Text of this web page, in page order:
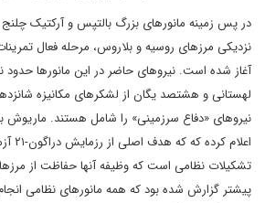
در پس زمینه مانورهای بزرگ بالتپس و آرکتیک چلنج
آغاز شده است. نیروهای حاضر در این مانورها حدود
لهستانی و هشتصد یگان از لشکرهای مکانیزه
نیروهای «دفاع سرزمینی» را شامل هستند. ماریوش
تشکیلات نظامی است که وظیفه آنها حفاظت از
پیشتر گزارش شده بود که همه مانورهای نظامی